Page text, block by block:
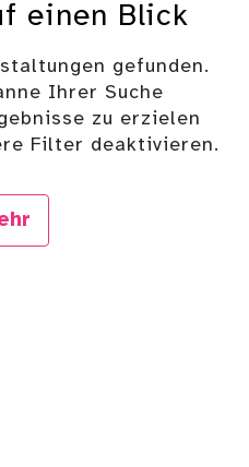
einen Blick
gefunden.
Ihrer Suche
zu erzielen
Filter deaktivieren.